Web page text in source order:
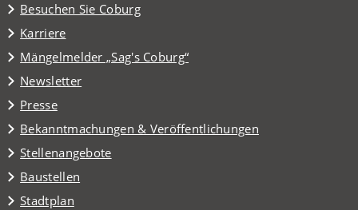
Besuchen Sie Coburg
(Öffnet
in
einem
neuen
Tab)
Karriere
Mängelmelder „Sag's Coburg“
(Öffnet
in
einem
neuen
Tab)
Newsletter
Presse
Bekanntmachungen & Veröffentlichungen
Stellenangebote
Baustellen
Stadtplan
(Öffnet